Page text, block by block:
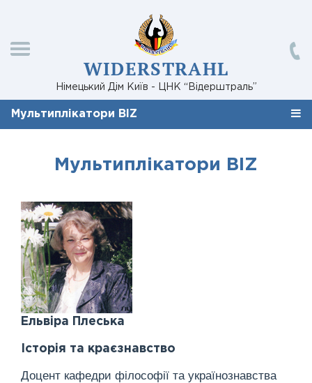
WIDERSTRAHL
Німецький Дім Київ - ЦНК “Відерштраль”
Мультиплікатори BIZ
Мультиплікатори BIZ
Ельвіра Плеська
Історія та краєзнавство
Доцент кафедри філософії та українознавства